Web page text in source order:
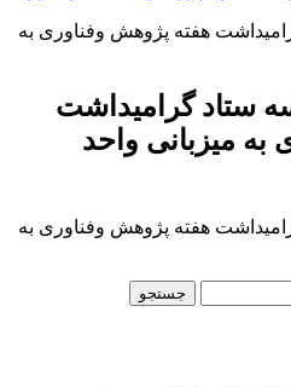
هفته پژوهش وفناوری به
ستاد گرامیداشت
میزبانی واحد
هفته پژوهش وفناوری به